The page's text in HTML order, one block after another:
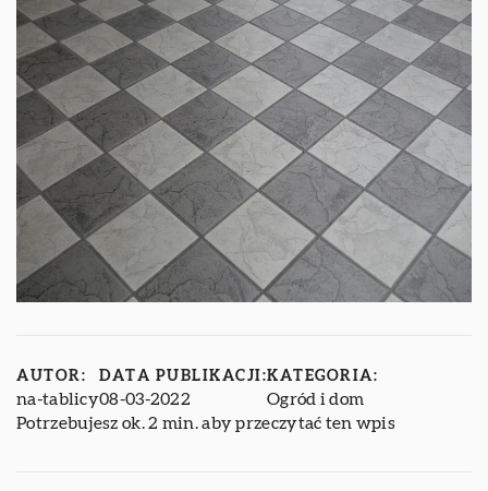
AUTOR:
na-tablicy
DATA PUBLIKACJI:
08-03-2022
KATEGORIA:
Ogród i dom
Potrzebujesz ok. 2 min. aby przeczytać ten wpis